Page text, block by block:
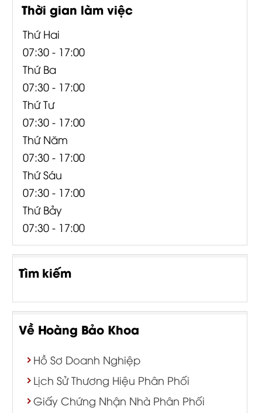
Thời gian làm việc
Thứ Hai
07:30 - 17:00
Thứ Ba
07:30 - 17:00
Thứ Tư
07:30 - 17:00
Thứ Năm
07:30 - 17:00
Thứ Sáu
07:30 - 17:00
Thứ Bảy
07:30 - 17:00
Tìm kiếm
Về Hoàng Bảo Khoa
Hồ Sơ Doanh Nghiệp
Lịch Sử Thương Hiệu Phân Phối
Giấy Chứng Nhận Nhà Phân Phối